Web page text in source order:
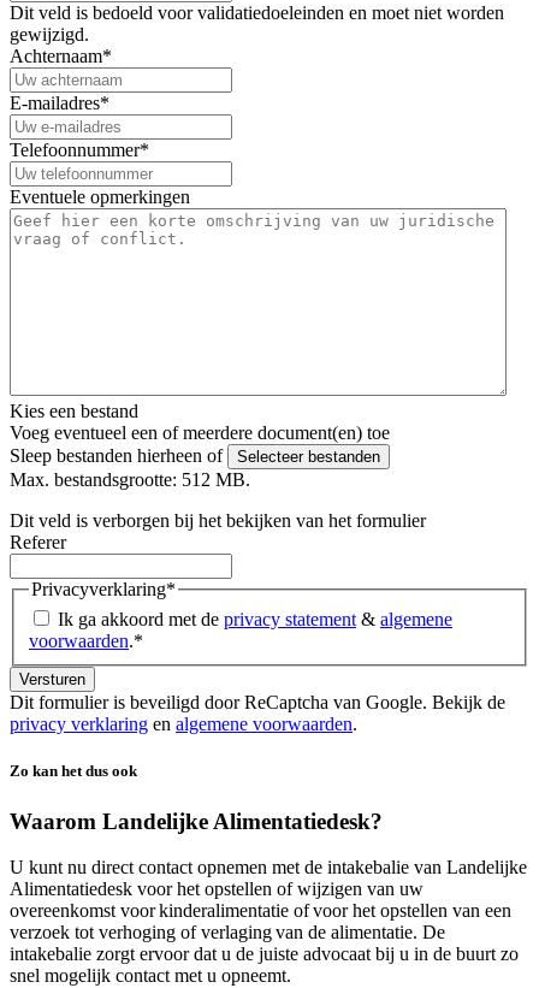
Dit veld is bedoeld voor validatiedoeleinden en moet niet worden
gewijzigd.
Achternaam*
E-mailadres*
Telefoonnummer*
Eventuele opmerkingen
Kies een bestand
Voeg eventueel een of meerdere document(en) toe
Sleep bestanden hierheen of
Selecteer bestanden
Max. bestandsgrootte: 512 MB.
Dit veld is verborgen bij het bekijken van het formulier
Referer
Privacyverklaring*
Ik ga akkoord met de privacy statement & algemene
voorwaarden.*
Dit formulier is beveiligd door ReCaptcha van Google. Bekijk de
privacy verklaring en algemene voorwaarden.
Zo kan het dus ook
Waarom Landelijke Alimentatiedesk?
U kunt nu direct contact opnemen met de intakebalie van Landelijke
Alimentatiedesk voor het opstellen of wijzigen van uw
overeenkomst voor kinderalimentatie of voor het opstellen van een
verzoek tot verhoging of verlaging van de alimentatie. De
intakebalie zorgt ervoor dat u de juiste advocaat bij u in de buurt zo
snel mogelijk contact met u opneemt.